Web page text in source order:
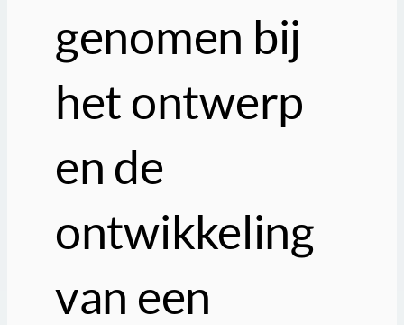
genomen bij
het ontwerp
en de
ontwikkeling
van een